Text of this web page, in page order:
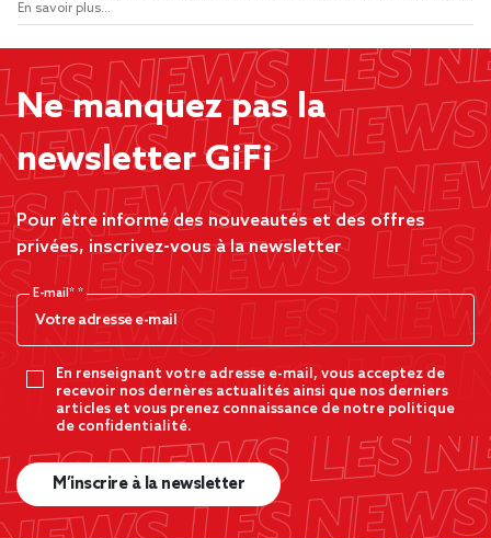
En savoir plus...
Ne manquez pas la
newsletter GiFi
Pour être informé des nouveautés et des offres
privées, inscrivez-vous à la newsletter
E-mail*
En renseignant votre adresse e-mail, vous acceptez de
recevoir nos dernères actualités ainsi que nos derniers
articles et vous prenez connaissance de notre politique
de confidentialité.
M’inscrire à la newsletter